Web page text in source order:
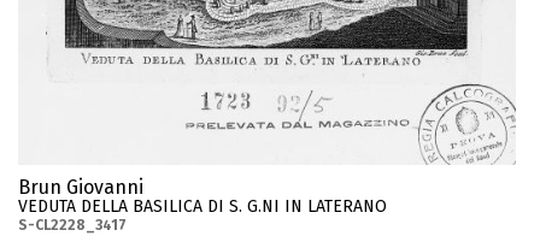
Brun Giovanni
VEDUTA DELLA BASILICA DI S. G.NI IN LATERANO
S-CL2228_3417